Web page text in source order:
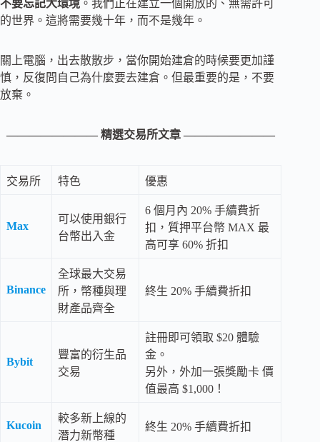
不要忘記大環境 。我們正在建立一個開放的、無需許可
的世界。這將需要幾十年，而不是幾年。
關上電腦，出去散散步，當你開始建倉的時候要更加謹
慎，反復問自己為什麼要去建倉。但最重要的是，不要
放棄。
———————— 精選交易所文章 ————————
交易所 特色 優惠
Max
可以使用銀行
台幣出入金
6 個月內 20% 手續費折
扣，質押平台幣 MAX 最
高可享 60% 折扣
Binance
全球最大交易
所，幣種與理
財產品齊全
終生 20% 手續費折扣
Bybit
豐富的衍生品
交易
註冊即可領取 $20 體驗
金。
另外，外加一張獎勵卡 價
值最高 $1,000！
Kucoin
較多新上線的
潛力新幣種
終生 20% 手續費折扣